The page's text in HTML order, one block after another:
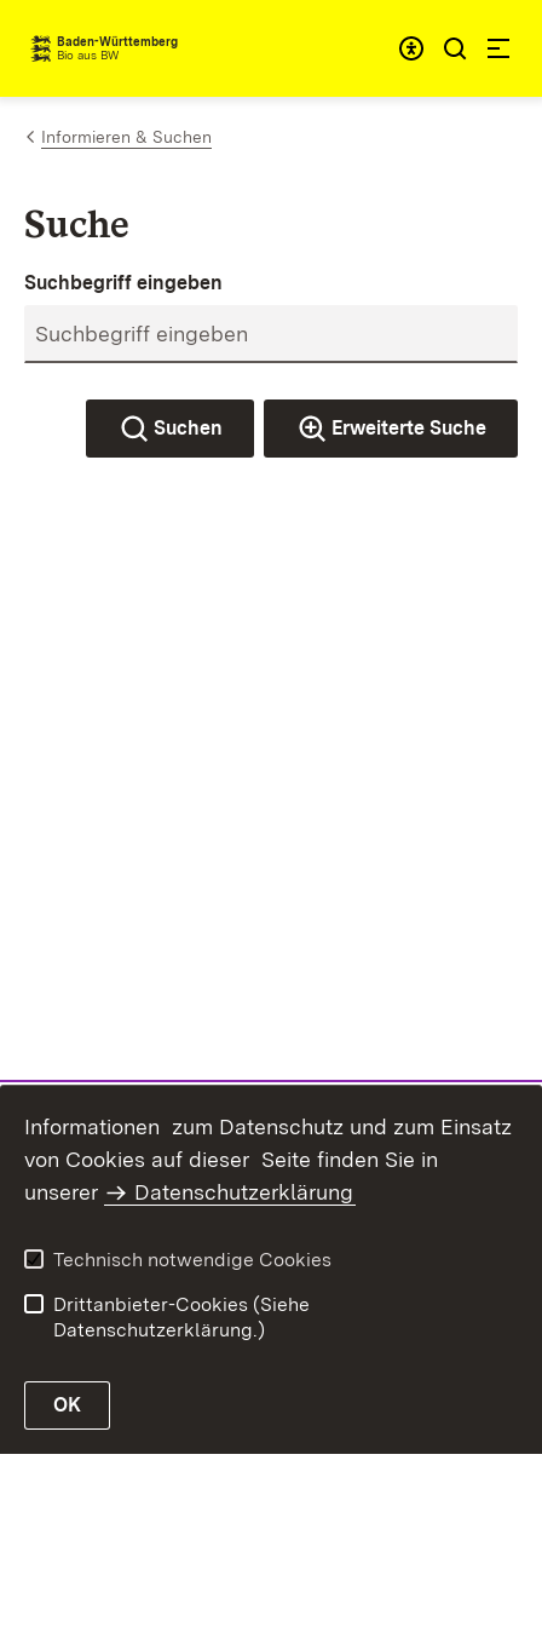
Zum Inhalt springen
Baden-Württemberg
Bio aus BW
Informieren & Suchen
Suche
Suchbegriff eingeben
Suchen Erweiterte Suche
Link zur Website des MLR Baden-Württemberg
Barrierefreiheit
Informationen zum Datenschutz und zum Einsatz
von Cookies auf dieser Seite finden Sie in
unserer
Datenschutzerklärung
Technisch notwendige Cookies
Drittanbieter-Cookies (Siehe
Datenschutzerklärung.)
OK